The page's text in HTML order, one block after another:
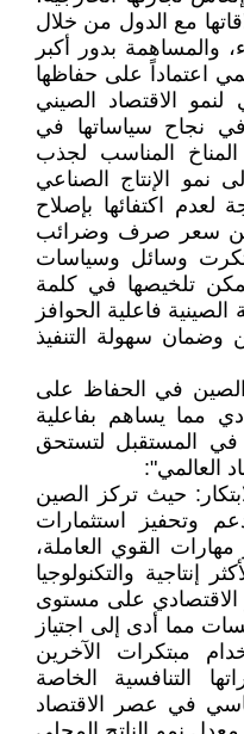
مع الدول من خلال
والمساهمة بدور أكبر
اعتماداً على حفاظها
الاقتصاد الصيني
في نجاح سياساتها في
المناخ المناسب لجذب
نمو الإنتاج الصناعي
لعدم اكتفائها بإصلاح
من سعر صرف وضرائب
وسائل وسياسات
تلخيصها في كلمة
فاعلية الحوافز
وضمان سهولة التنفيذ
في الحفاظ على
مما يساهم بفاعلية
في المستقبل لتستحق
العالمي":
حيث تركز الصين
وتحفيز استثمارات
القوي العاملة،
إنتاجية والتكنولوجيا
الاقتصادي على مستوى
مما أدى إلى اجتياز
مبتكرات الآخرين
التنافسية الخاصة
في عصر الاقتصاد